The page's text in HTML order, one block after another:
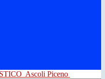
Ascoli Piceno